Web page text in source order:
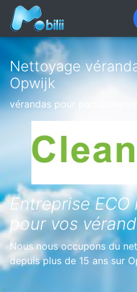
Nettoyage
Opwijk
vérandas pour particuliers
Entreprise
pour vos
Nous nous occupons du
depuis plus de 15 ans sur